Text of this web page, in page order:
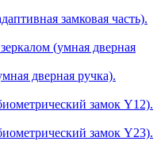
замковая часть).
(умная дверная
дверная ручка).
замок Y12).
замок Y23).